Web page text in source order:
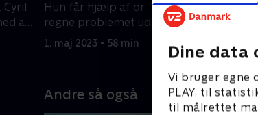
Dine data
Vi bruger egne
PLAY, til
til målrettet
at
Hun får hjælp af dr. Turner til at
regne problemet ud.
1. maj 2023 • 58 min
Andre så også